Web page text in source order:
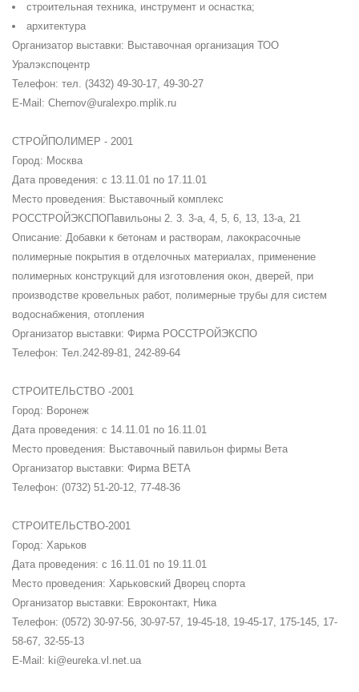
строительная техника, инструмент и оснастка;
архитектура
Организатор выставки: Выставочная организация ТОО
Уралэкспоцентр
Телефон: тел. (3432) 49-30-17, 49-30-27
E-Mail: Chernov@uralexpo.mplik.ru
СТРОЙПОЛИМЕР - 2001
Город: Москва
Дата проведения: с 13.11.01 по 17.11.01
Место проведения: Выставочный комплекс
РОССТРОЙЭКСПОПавильоны 2. 3. 3-а, 4, 5, 6, 13, 13-а, 21
Описание: Добавки к бетонам и растворам, лакокрасочные
полимерные покрытия в отделочных материалах, применение
полимерных конструкций для изготовления окон, дверей, при
производстве кровельных работ, полимерные трубы для систем
водоснабжения, отопления
Организатор выставки: Фирма РОССТРОЙЭКСПО
Телефон: Тел.242-89-81, 242-89-64
СТРОИТЕЛЬСТВО -2001
Город: Воронеж
Дата проведения: с 14.11.01 по 16.11.01
Место проведения: Выставочный павильон фирмы Вета
Организатор выставки: Фирма ВЕТА
Телефон: (0732) 51-20-12, 77-48-36
СТРОИТЕЛЬСТВО-2001
Город: Харьков
Дата проведения: с 16.11.01 по 19.11.01
Место проведения: Харьковский Дворец спорта
Организатор выставки: Евроконтакт, Ника
Телефон: (0572) 30-97-56, 30-97-57, 19-45-18, 19-45-17, 175-145, 17-
58-67, 32-55-13
E-Mail: ki@eureka.vl.net.ua